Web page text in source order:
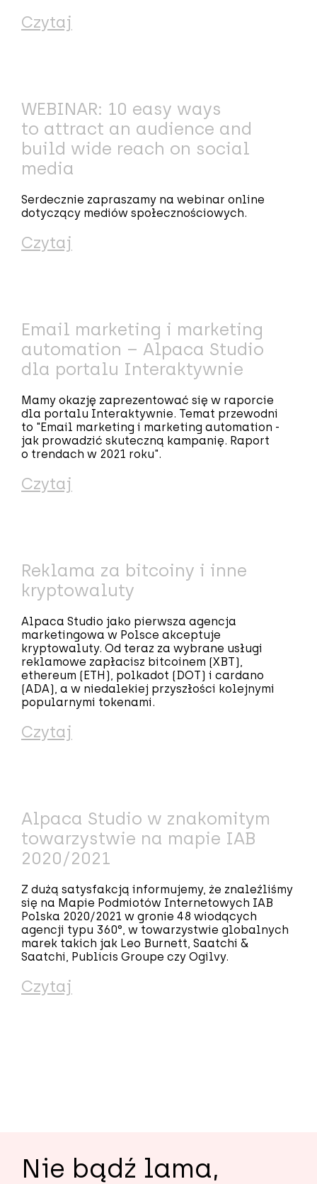
Czytaj
WEBINAR: 10 easy ways
to attract an audience and
build wide reach on social
media
Serdecznie zapraszamy na webinar online
dotyczący mediów społecznościowych.
Czytaj
Email marketing i marketing
automation – Alpaca Studio
dla portalu Interaktywnie
Mamy okazję zaprezentować się w raporcie
dla portalu Interaktywnie. Temat przewodni
to "Email marketing i marketing automation -
jak prowadzić skuteczną kampanię. Raport
o trendach w 2021 roku".
Czytaj
Reklama za bitcoiny i inne
kryptowaluty
Alpaca Studio jako pierwsza agencja
marketingowa w Polsce akceptuje
kryptowaluty. Od teraz za wybrane usługi
reklamowe zapłacisz bitcoinem (XBT),
ethereum (ETH), polkadot (DOT) i cardano
(ADA), a w niedalekiej przyszłości kolejnymi
popularnymi tokenami.
Czytaj
Alpaca Studio w znakomitym
towarzystwie na mapie IAB
2020/2021
Z dużą satysfakcją informujemy, że znaleźliśmy
się na Mapie Podmiotów Internetowych IAB
Polska 2020/2021 w gronie 48 wiodących
agencji typu 360°, w towarzystwie globalnych
marek takich jak Leo Burnett, Saatchi &
Saatchi, Publicis Groupe czy Ogilvy.
Czytaj
Nie bądź lama,